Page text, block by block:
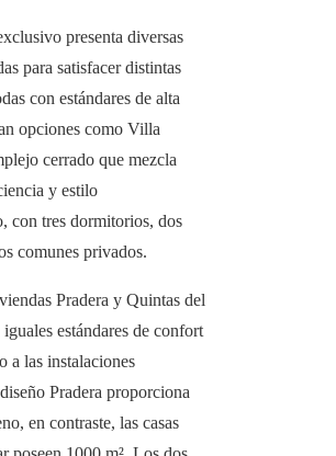
presenta diversas
para satisfacer distintas
con estándares de alta
opciones como Villa
cerrado que mezcla
y estilo
con tres dormitorios, dos
comunes privados.
Pradera y Quintas del
estándares de confort
a las instalaciones
Pradera proporciona
en contraste, las casas